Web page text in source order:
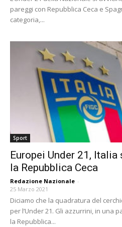
pareggi con Repubblica Ceca e
categoria,...
Sport
Europei Under 21, Italia
la Repubblica Ceca
Redazione Nazionale -
25 Marzo 2021
Diciamo che la quadratura del
per l’Under 21. Gli azzurrini, in una
la Repubblica...